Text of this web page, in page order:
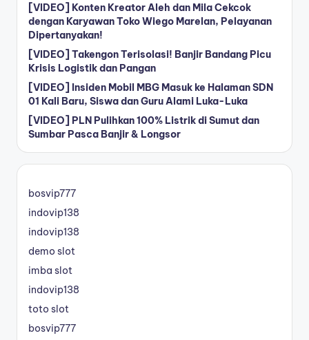
[VIDEO] Konten Kreator Aleh dan Mila Cekcok
dengan Karyawan Toko Wiego Marelan, Pelayanan
Dipertanyakan!
[VIDEO] Takengon Terisolasi! Banjir Bandang Picu
Krisis Logistik dan Pangan
[VIDEO] Insiden Mobil MBG Masuk ke Halaman SDN
01 Kali Baru, Siswa dan Guru Alami Luka-Luka
[VIDEO] PLN Pulihkan 100% Listrik di Sumut dan
Sumbar Pasca Banjir & Longsor
bosvip777
indovip138
indovip138
demo slot
imba slot
indovip138
toto slot
bosvip777